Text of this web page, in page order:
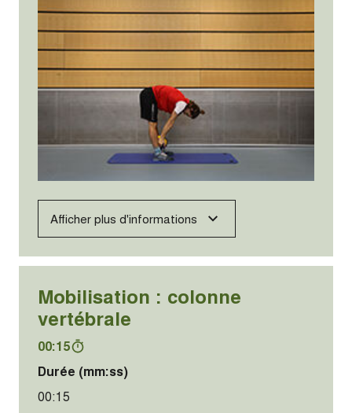
Afficher plus d'informations
Mobilisation : colonne
vertébrale
00:15
Durée (mm:ss)
00:15